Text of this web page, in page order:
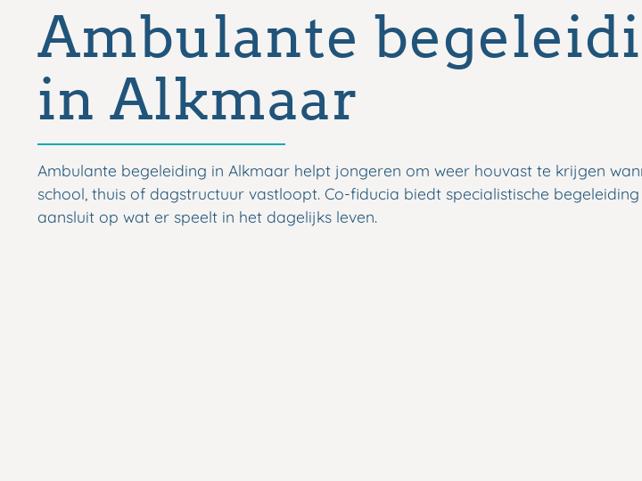
Ambulante
in Alkmaar
Ambulante begeleiding in Alkmaar helpt jongeren om weer houvast te krijgen
school, thuis of dagstructuur vastloopt. Co-fiducia biedt specialistische
aansluit op wat er speelt in het dagelijks leven.